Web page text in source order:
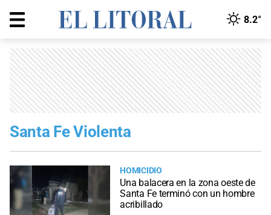
8.2°
Santa Fe Violenta
HOMICIDIO
Una balacera en la zona oeste de
Santa Fe terminó con un hombre
acribillado